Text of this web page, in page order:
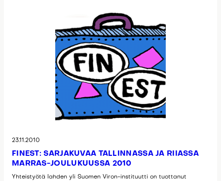
23.11.2010
FINEST: SARJAKUVAA TALLINNASSA JA RIIASSA
MARRAS-JOULUKUUSSA 2010
Yhteistyötä lahden yli Suomen Viron-instituutti on tuottanut